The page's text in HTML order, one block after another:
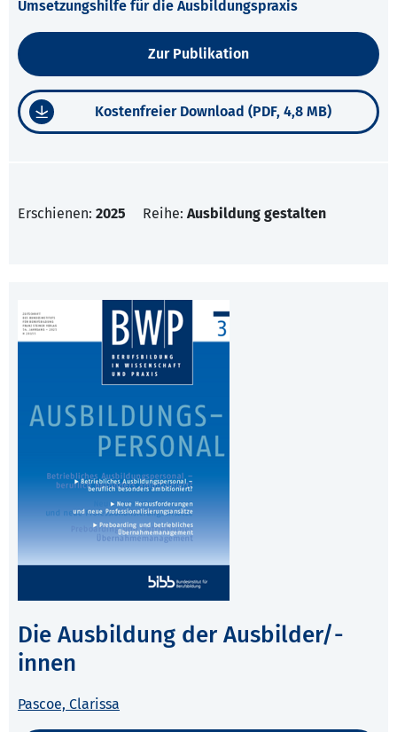
Umsetzungshilfe für die Ausbildungspraxis
Zur Publikation
Kostenfreier Download (PDF, 4,8 MB)
Erschienen: 2025 Reihe: Ausbildung gestalten
Die Ausbildung der Ausbilder/-
innen
Pascoe, Clarissa